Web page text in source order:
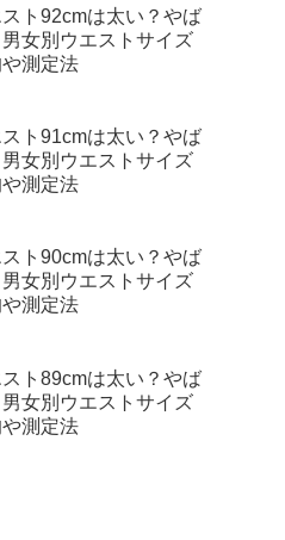
スト92cmは太い？やば
女別ウエストサイズ
測定法
スト91cmは太い？やば
女別ウエストサイズ
測定法
スト90cmは太い？やば
女別ウエストサイズ
測定法
スト89cmは太い？やば
女別ウエストサイズ
測定法